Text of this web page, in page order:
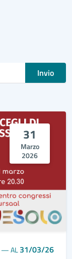
Invio
31
Marzo
2026
—AL31/03/26